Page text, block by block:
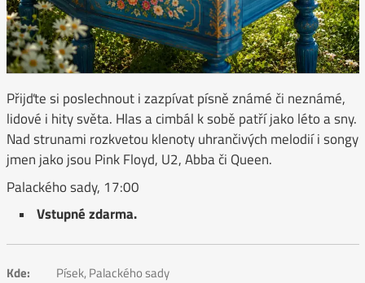
Přijďte si poslechnout i zazpívat písně známé či neznámé,
lidové i hity světa. Hlas a cimbál k sobě patří jako léto a sny.
Nad strunami rozkvetou klenoty uhrančivých melodií i songy
jmen jako jsou Pink Floyd, U2, Abba či Queen.
Palackého sady, 17:00
Vstupné zdarma.
Kde: Písek, Palackého sady